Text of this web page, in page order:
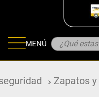
MENÚ ¿Qué estas
Zapatos